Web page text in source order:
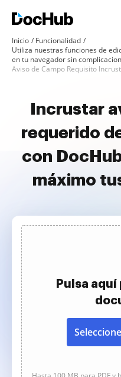
Inicio
Funcionalidad
Utiliza nuestras funciones de
en tu navegador sin
Aviso de Campo Requisito
Incrustar
requerido
con
máximo
Pulsa